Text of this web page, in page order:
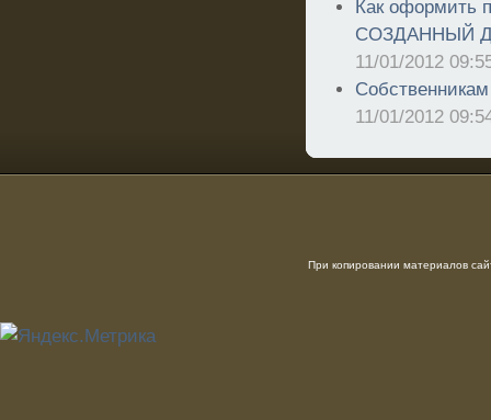
Как оформить
СОЗДАННЫЙ
11/01/2012
11/01/2012
При копировании материалов